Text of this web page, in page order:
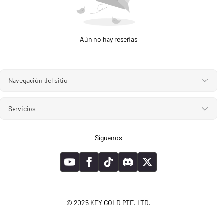
Aún no hay reseñas
Navegación del sitio
Servicios
Síguenos
© 2025 KEY GOLD PTE. LTD.